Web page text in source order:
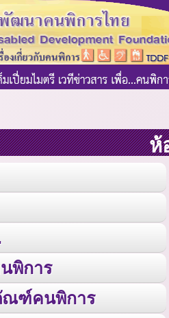
ห้
พิการ
ณฑ์คนพิการ